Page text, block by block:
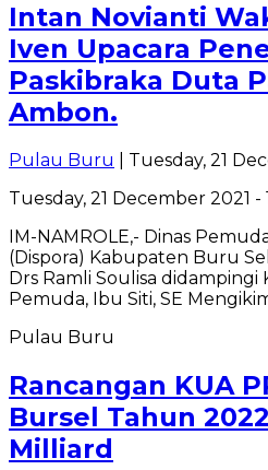
Intan Novianti
Iven Upacara
Paskibraka Duta
Ambon.
Pulau Buru
| Tuesday, 21
Tuesday, 21 December 2021 -
IM-NAMROLE,- Dinas
(Dispora) Kabupaten Buru
Drs Ramli Soulisa
Pemuda, Ibu Siti, SE
Pulau Buru
Rancangan KUA
Bursel Tahun
Milliard